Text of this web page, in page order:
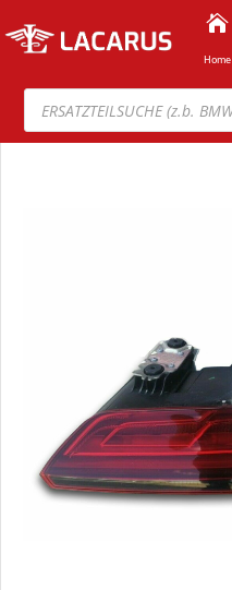

Home
Products
search